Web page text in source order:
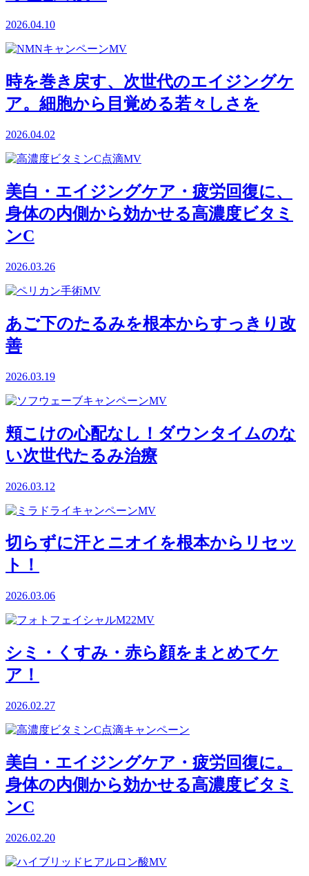
2026.04.10
時を巻き戻す、次世代のエイジングケ
ア。細胞から目覚める若々しさを
2026.04.02
美白・エイジングケア・疲労回復に、
身体の内側から効かせる高濃度ビタミ
ンC
2026.03.26
あご下のたるみを根本からすっきり改
善
2026.03.19
頬こけの心配なし！ダウンタイムのな
い次世代たるみ治療
2026.03.12
切らずに汗とニオイを根本からリセッ
ト！
2026.03.06
シミ・くすみ・赤ら顔をまとめてケ
ア！
2026.02.27
美白・エイジングケア・疲労回復に。
身体の内側から効かせる高濃度ビタミ
ンC
2026.02.20